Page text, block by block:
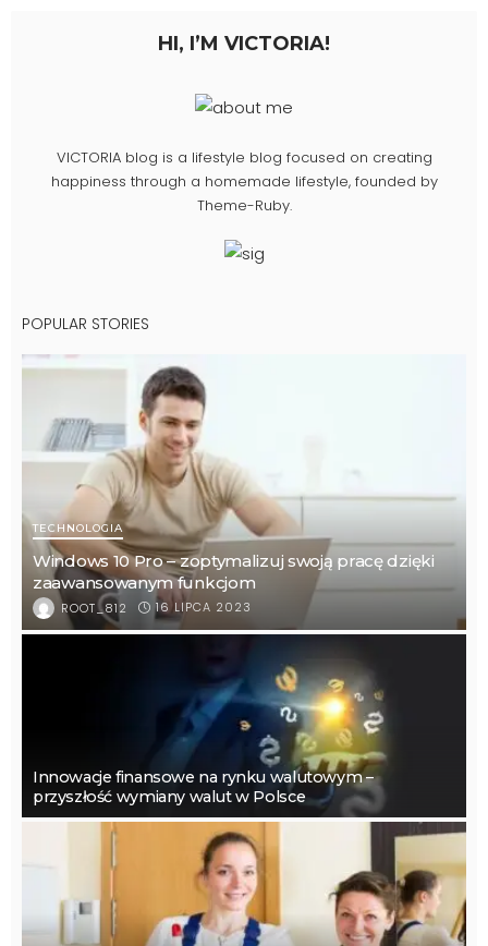
HI, I’M VICTORIA!
VICTORIA blog is a lifestyle blog focused on creating
happiness through a homemade lifestyle, founded by
Theme-Ruby.
POPULAR STORIES
TECHNOLOGIA
Windows 10 Pro – zoptymalizuj swoją pracę dzięki
zaawansowanym funkcjom
ROOT_812 16 LIPCA 2023
Innowacje finansowe na rynku walutowym –
przyszłość wymiany walut w Polsce